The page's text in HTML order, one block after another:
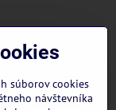
súborov cookies
návštevníka